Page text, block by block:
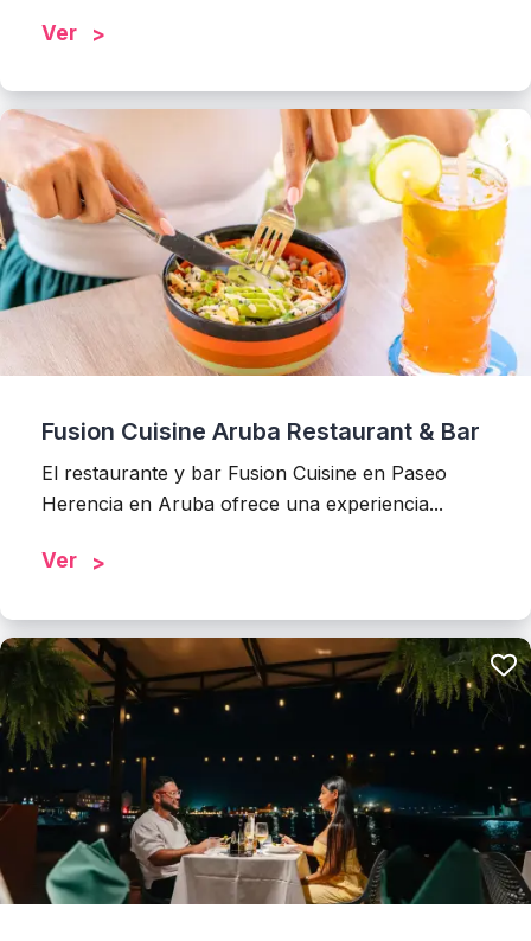
Ver
Fusion Cuisine Aruba Restaurant & Bar
El restaurante y bar Fusion Cuisine en Paseo
Herencia en Aruba ofrece una experiencia...
Ver